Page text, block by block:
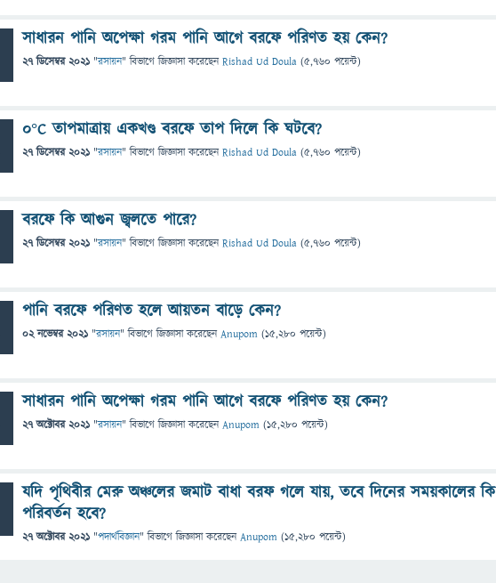
সাধারন পানি অপেক্ষা গরম পানি আগে বরফে পরিণত হয় কেন?
27 ডিসেম্বর 2021 "রসায়ন" বিভাগে জিজ্ঞাসাকরেছেনRishad Ud Doula (5,760 পয়েন্ট)
0°C তাপমাত্রায় একখণ্ড বরফে তাপ দিলে কি ঘটবে?
27 ডিসেম্বর 2021 "রসায়ন" বিভাগে জিজ্ঞাসাকরেছেনRishad Ud Doula (5,760 পয়েন্ট)
বরফে কি আগুন জ্বলতে পারে?
27 ডিসেম্বর 2021 "রসায়ন" বিভাগে জিজ্ঞাসাকরেছেনRishad Ud Doula (5,760 পয়েন্ট)
পানি বরফে পরিণত হলে আয়তন বাড়ে কেন?
02 নভেম্বর 2021 "রসায়ন" বিভাগে জিজ্ঞাসাকরেছেনAnupom (15,280 পয়েন্ট)
সাধারন পানি অপেক্ষা গরম পানি আগে বরফে পরিণত হয় কেন?
27 অক্টোবর 2021 "রসায়ন" বিভাগে জিজ্ঞাসাকরেছেনAnupom (15,280 পয়েন্ট)
যদি পৃথিবীর মেরু অঞ্চলের জমাট বাধা বরফ গলে যায়, তবে দিনের সময়কালের কি
পরিবর্তন হবে?
27 অক্টোবর 2021 "পদার্থবিজ্ঞান" বিভাগে জিজ্ঞাসাকরেছেনAnupom (15,280 পয়েন্ট)